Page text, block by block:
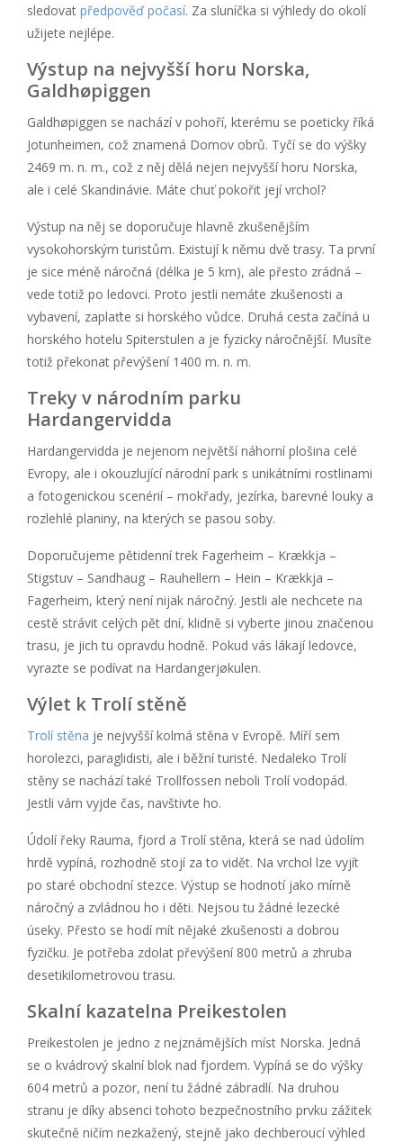
sledovat předpověď počasí. Za sluníčka si výhledy do okolí
užijete nejlépe.
Výstup na nejvyšší horu Norska,
Galdhøpiggen
Galdhøpiggen se nachází v pohoří, kterému se poeticky říká
Jotunheimen, což znamená Domov obrů. Tyčí se do výšky
2469 m. n. m., což z něj dělá nejen nejvyšší horu Norska,
ale i celé Skandinávie. Máte chuť pokořit její vrchol?
Výstup na něj se doporučuje hlavně zkušenějším
vysokohorským turistům. Existují k němu dvě trasy. Ta první
je sice méně náročná (délka je 5 km), ale přesto zrádná –
vede totiž po ledovci. Proto jestli nemáte zkušenosti a
vybavení, zaplaťte si horského vůdce. Druhá cesta začíná u
horského hotelu Spiterstulen a je fyzicky náročnější. Musíte
totiž překonat převýšení 1400 m. n. m.
Treky v národním parku
Hardangervidda
Hardangervidda je nejenom největší náhorní plošina celé
Evropy, ale i okouzlující národní park s unikátními rostlinami
a fotogenickou scenérií – mokřady, jezírka, barevné louky a
rozlehlé planiny, na kterých se pasou soby.
Doporučujeme pětidenní trek Fagerheim – Krækkja –
Stigstuv – Sandhaug – Rauhellern – Hein – Krækkja –
Fagerheim, který není nijak náročný. Jestli ale nechcete na
cestě strávit celých pět dní, klidně si vyberte jinou značenou
trasu, je jich tu opravdu hodně. Pokud vás lákají ledovce,
vyrazte se podívat na Hardangerjøkulen.
Výlet k Trolí stěně
Trolí stěna je nejvyšší kolmá stěna v Evropě. Míří sem
horolezci, paraglidisti, ale i běžní turisté. Nedaleko Trolí
stěny se nachází také Trollfossen neboli Trolí vodopád.
Jestli vám vyjde čas, navštivte ho.
Údolí řeky Rauma, fjord a Trolí stěna, která se nad údolím
hrdě vypíná, rozhodně stojí za to vidět. Na vrchol lze vyjít
po staré obchodní stezce. Výstup se hodnotí jako mírně
náročný a zvládnou ho i děti. Nejsou tu žádné lezecké
úseky. Přesto se hodí mít nějaké zkušenosti a dobrou
fyzičku. Je potřeba zdolat převýšení 800 metrů a zhruba
desetikilometrovou trasu.
Skalní kazatelna Preikestolen
Preikestolen je jedno z nejznámějších míst Norska. Jedná
se o kvádrový skalní blok nad fjordem. Vypíná se do výšky
604 metrů a pozor, není tu žádné zábradlí. Na druhou
stranu je díky absenci tohoto bezpečnostního prvku zážitek
skutečně ničím nezkažený, stejně jako dechberoucí výhled